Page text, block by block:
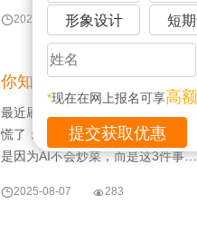
形象设计 短
*现在在网上报名可享高
2025-08-08 362
你知道厨师为什么是永不
最近刷到一堆扎心新闻：AI取代文
慌了：未来到底啥工作能躲过AI的
是因为AI不会炒菜，而是这3件
2025-08-07 283